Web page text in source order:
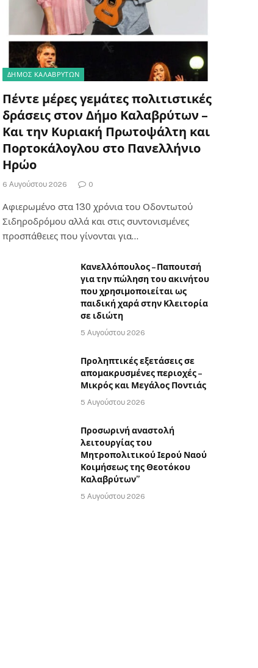
ΔΗΜΟΣ ΚΑΛΑΒΡΥΤΩΝ
Πέντε μέρες γεμάτες πολιτιστικές
δράσεις στον Δήμο Καλαβρύτων –
Και την Κυριακή Πρωτοψάλτη και
Πορτοκάλογλου στο Πανελλήνιο
Ηρώο
6 Αυγούστου 2026 0
Αφιερωμένο στα 130 χρόνια του Οδοντωτού
Σιδηροδρόμου αλλά και στις συντονισμένες
προσπάθειες που γίνονται για…
Κανελλόπουλος – Παπουτσή
για την πώληση του ακινήτου
που χρησιμοποιείται ως
παιδική χαρά στην Κλειτορία
σε ιδιώτη
5 Αυγούστου 2026
Προληπτικές εξετάσεις σε
απομακρυσμένες περιοχές –
Μικρός και Μεγάλος Ποντιάς
5 Αυγούστου 2026
Προσωρινή αναστολή
λειτουργίας του
Μητροπολιτικού Ιερού Ναού
Κοιμήσεως της Θεοτόκου
Καλαβρύτων”
5 Αυγούστου 2026